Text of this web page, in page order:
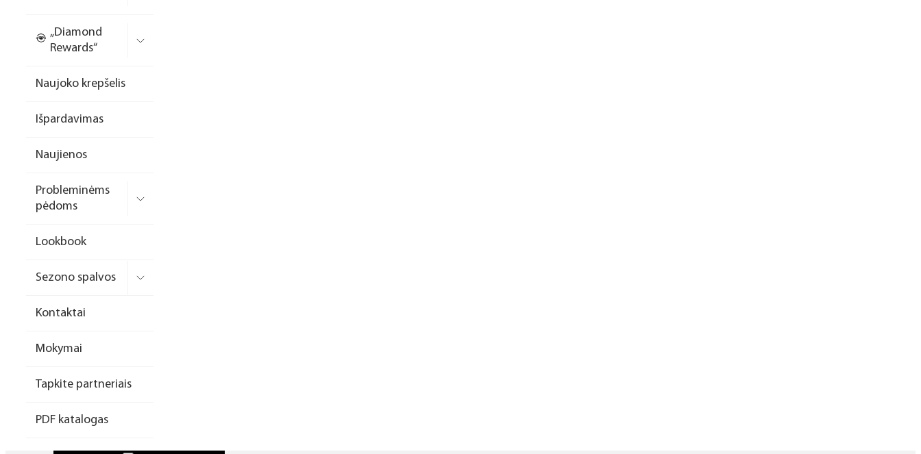
formelės/priedai
Dildės
Įrankiai
Laufwunder pėdų priežiūra
priemonės
Rinkiniai
„Diamond
Rewards“
Naujoko krepšelis
Išpardavimas
Naujienos
Probleminėms
pėdoms
Lookbook
Sezono spalvos
Kontaktai
Mokymai
Tapkite partneriais
PDF katalogas